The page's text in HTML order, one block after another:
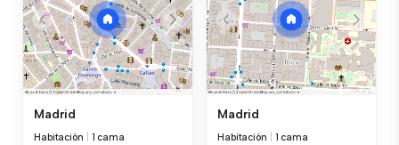
Madrid
Habitación 1 cama
Madrid
Habitación 1 cama